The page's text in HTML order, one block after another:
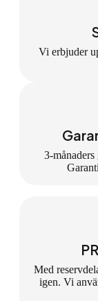
Vi erbjuder
3-
Med
igen. Vi